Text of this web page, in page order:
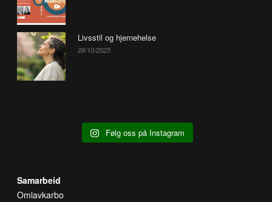
Livsstil og hjernehelse
28/10/2025
Følg oss på Instagram
Samarbeid
Omlavkarbo